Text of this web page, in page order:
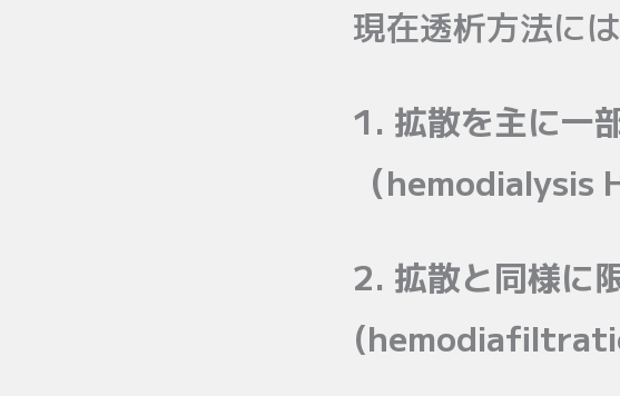
現在透析方法に
1. 拡散を主に一
（hemodialysis
2. 拡散と同様に